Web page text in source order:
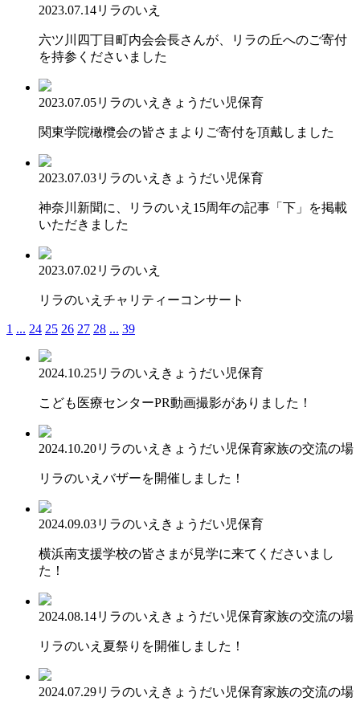
2023.07.14リラのいえ
六ツ川四丁目町内会会長さんが、リラの丘へのご寄付
を持参くださいました
2023.07.05リラのいえ きょうだい児保育
関東学院橄欖会の皆さまよりご寄付を頂戴しました
2023.07.03リラのいえ きょうだい児保育
神奈川新聞に、リラのいえ15周年の記事「下」を掲載
いただきました
2023.07.02 リラのいえ
リラのいえチャリティーコンサート
1 ... 24 25 26 27 28 ... 39
2024.10.25リラのいえ きょうだい児保育
こども医療センターPR動画撮影がありました！
2024.10.20リラのいえ きょうだい児保育家族の交流の場
リラのいえバザーを開催しました！
2024.09.03リラのいえ きょうだい児保育
横浜南支援学校の皆さまが見学に来てくださいまし
た！
2024.08.14リラのいえ きょうだい児保育家族の交流の場
リラのいえ夏祭りを開催しました！
2024.07.29リラのいえ きょうだい児保育家族の交流の場